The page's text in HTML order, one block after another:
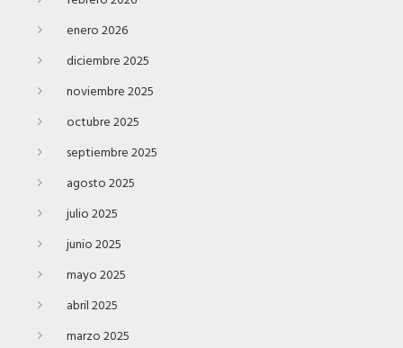
enero 2026
diciembre 2025
noviembre 2025
octubre 2025
septiembre 2025
agosto 2025
julio 2025
junio 2025
mayo 2025
abril 2025
marzo 2025